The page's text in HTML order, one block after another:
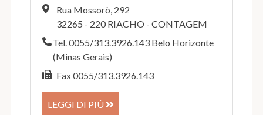
Rua Mossorò, 292
32265 - 220 RIACHO - CONTAGEM
Tel. 0055/313.3926.143 Belo Horizonte
(Minas Gerais)
Fax 0055/313.3926.143
LEGGI DI PIÙ